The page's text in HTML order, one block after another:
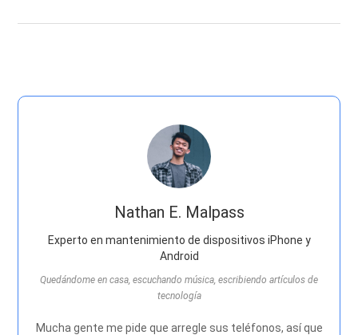
Nathan E. Malpass
Experto en mantenimiento de dispositivos iPhone y
Android
Quedándome en casa, escuchando música, escribiendo artículos de
tecnología
Mucha gente me pide que arregle sus teléfonos, así que